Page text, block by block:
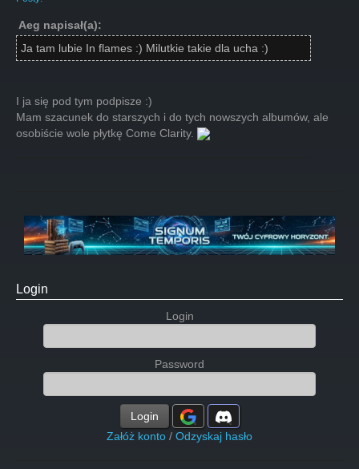
Aeg napisał(a):
Ja tam lubie In flames :) Milutkie takie dla ucha :)
I ja się pod tym podpisze :)
Mam szacunek do starszych i do tych nowszych albumów, ale
osobiście wole płytkę Come Clarity.
Login
Login
Password
Login
Załóż konto / Odzyskaj hasło